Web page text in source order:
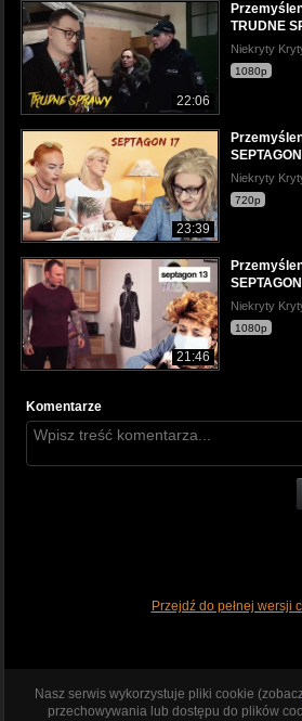
22:06
TRUDNE
Niekryty
1080p
23:39
Niekryty
720p
21:46
Niekryty
1080p
Komentarze
Przejdź do pełnej wersji
Nasz serwis wykorzystuje pliki cookie
przechowywania lub dostępu do plików